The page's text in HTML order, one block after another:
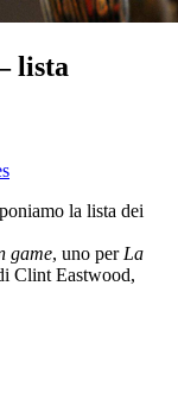
lista
la lista dei
game, uno per La
Clint Eastwood,